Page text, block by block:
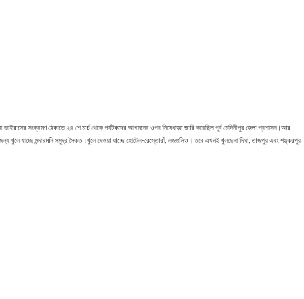
ভাইরাসের সংক্রমণ ঠেকাতে ২৪ শে মার্চ থেকে পর্যটকদের আগমনের ওপর নিষেধাজ্ঞা জারি করেছিল পূর্ব মেদিনীপুর জেলা প্রশাসন।আর
খুলে যাচ্ছে মন্দারমনি সমুদ্র সৈকত।খুলে দেওয়া যাচ্ছে হোটেল-রেস্তোরাঁ, লজগুলিও। তবে এখনই খুলছেনা দিঘা, তাজপুর এবং শঙ্করপুর